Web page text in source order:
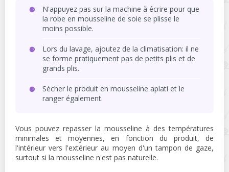
N'appuyez pas sur la machine à écrire pour que
la robe en mousseline de soie se plisse le
moins possible.
Lors du lavage, ajoutez de la climatisation: il ne
se forme pratiquement pas de petits plis et de
grands plis.
Sécher le produit en mousseline aplati et le
ranger également.
Vous pouvez repasser la mousseline à des températures
minimales et moyennes, en fonction du produit, de
l'intérieur vers l'extérieur au moyen d'un tampon de gaze,
surtout si la mousseline n'est pas naturelle.